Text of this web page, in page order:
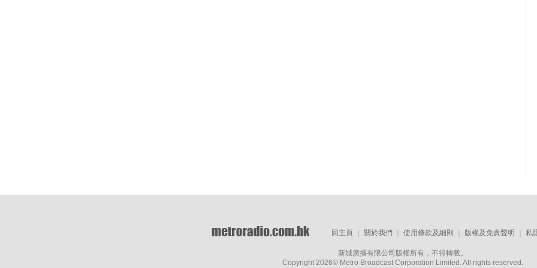
回主頁 關於我們 使用條款及細則 版權及免責聲明 私
新城廣播有限公司版權所有，不得轉載。
Copyright 2026© Metro Broadcast Corporation Limited. All rights reserved.